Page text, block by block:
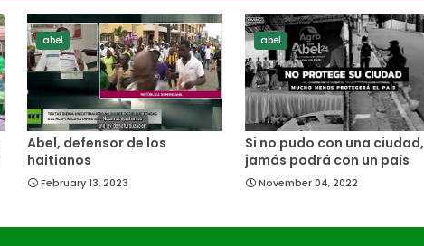
abel
Abel, defensor de los
haitianos
February 13, 2023
abel
Si no pudo con una ciudad,
jamás podrá con un país
November 04, 2022